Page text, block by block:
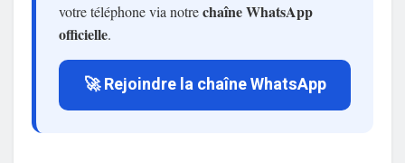
votre téléphone via notrechaîne WhatsApp
officielle.
🚀 Rejoindre la chaîne WhatsApp